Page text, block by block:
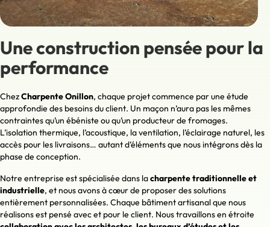
Une construction pensée pour la
performance
ChezCharpente Onillon, chaque projet commence par une étude
approfondie des besoins du client. Un maçon n’aura pas les mêmes
contraintes qu’un ébéniste ou qu’un producteur de fromages.
L’isolation thermique, l’acoustique, la ventilation, l’éclairage naturel, les
accès pour les livraisons… autant d’éléments que nous intégrons dès la
phase de conception.
Notre entreprise est spécialisée dans lacharpente traditionnelle et
industrielle, et nous avons à cœur de proposer des solutions
entièrement personnalisées. Chaque bâtiment artisanal que nous
réalisons est pensé avec et pour le client. Nous travaillons en étroite